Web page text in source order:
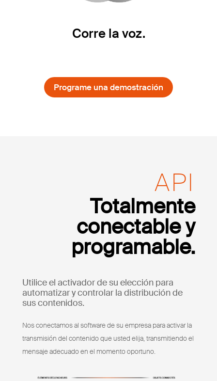
Corre la voz.
Programe una demostración
API
Totalmente
conectable y
programable.
Utilice el activador de su elección para
automatizar y controlar la distribución de
sus contenidos.
Nos conectamos al software de su empresa para activar la
transmisión del contenido que usted elija, transmitiendo el
mensaje adecuado en el momento oportuno.